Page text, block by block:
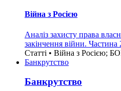
Війна з Росією
Аналіз захисту права
закінчення війни. Частина
Статті • Війна з Росією;
Банкрутство
Банкрутство